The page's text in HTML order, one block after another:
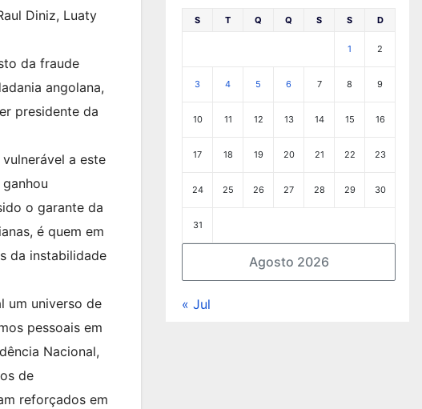
Diniz, Luaty
da fraude
angolana,
presidente da
a este
o garante da
é quem em
da instabilidade
um universo de
pessoais em
Nacional,
de
reforçados em
Agosto 2026
S T Q Q S S D
1 2
3 4 5 6 7 8 9
10 11 12 13 14 15 16
17 18 19 20 21 22 23
24 25 26 27 28 29 30
31
« Jul